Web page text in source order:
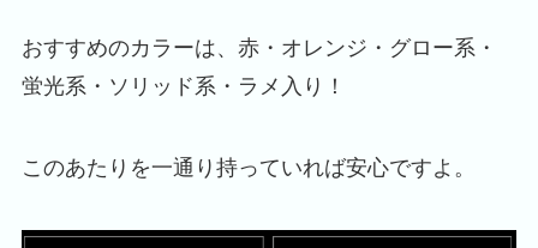
おすすめのカラーは、赤・オレンジ・グロー系・
蛍光系・ソリッド系・ラメ入り！
このあたりを一通り持っていれば安心ですよ。